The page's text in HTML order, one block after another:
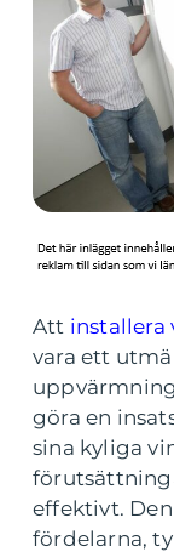
Att installera
vara ett
göra en
sina kyliga
effektivt.
fördelarna,